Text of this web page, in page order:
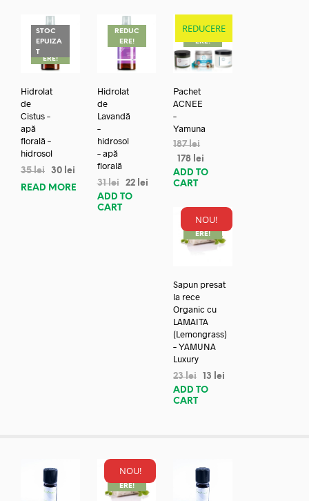
STOC
EPUIZA
TREDUC
ERE!
Hidrolat
de
Cistus –
apă
florală –
hidrosol
35lei 30 lei
READ MORE
REDUC
ERE!
Hidrolat
de
Lavandă
–
hidrosol
– apă
florală
31lei 22 lei
ADD TO
CART
REDUCERE
REDUC
ERE!
Pachet
ACNEE
–
Yamuna
187lei
178 lei
ADD TO
CART
NOU!
REDUC
ERE!
Sapun presat
la rece
Organic cu
LAMAITA
(Lemongrass)
– YAMUNA
Luxury
23lei 13
lei
ADD TO
CART
NOU!
REDUC
ERE!